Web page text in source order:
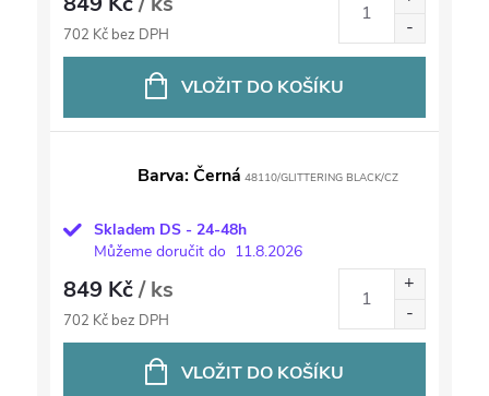
702 Kč bez DPH
VLOŽIT DO KOŠÍKU
Barva: Černá 48110/GLITTERING BLACK/CZ
Skladem DS - 24-48h
Můžeme doručit do 11.8.2026
849 Kč/ ks
702 Kč bez DPH
VLOŽIT DO KOŠÍKU